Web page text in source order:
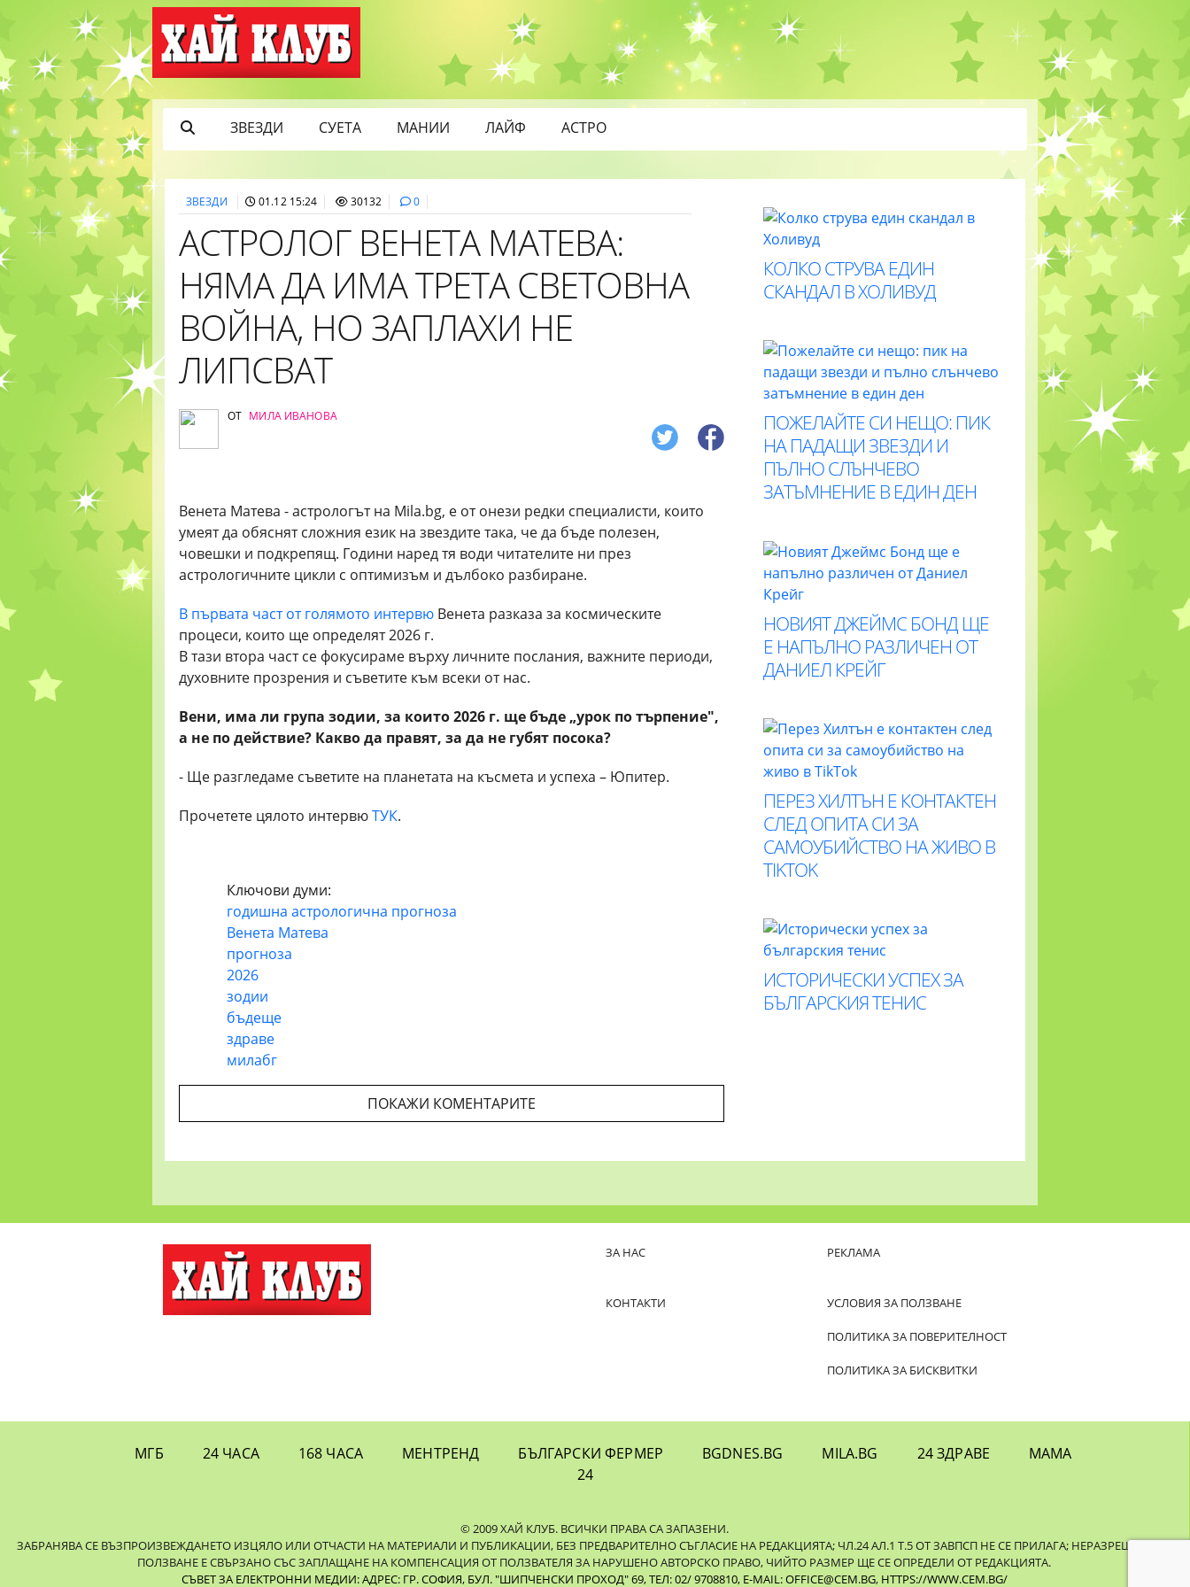
ЗВЕЗДИ СУЕТА МАНИИ ЛАЙФ АСТРО
ЗВЕЗДИ 01.12 15:24 30132 0
АСТРОЛОГ ВЕНЕТА МАТЕВА:
НЯМА ДА ИМА ТРЕТА СВЕТОВНА
ВОЙНА, НО ЗАПЛАХИ НЕ
ЛИПСВАТ
ОТ МИЛА ИВАНОВА
Венета Матева - астрологът на Mila.bg, е от онези редки специалисти, които
умеят да обяснят сложния език на звездите така, че да бъде полезен,
човешки и подкрепящ. Години наред тя води читателите ни през
астрологичните цикли с оптимизъм и дълбоко разбиране.
В първата част от голямото интервю Венета разказа за космическите
процеси, които ще определят 2026 г.
В тази втора част се фокусираме върху личните послания, важните периоди,
духовните прозрения и съветите към всеки от нас.
Вени, има ли група зодии, за които 2026 г. ще бъде „урок по търпение",
а не по действие? Какво да правят, за да не губят посока?
- Ще разгледаме съветите на планетата на късмета и успеха – Юпитер.
Прочетете цялото интервюТУК.
Ключови думи:
годишна астрологична прогноза
Венета Матева
прогноза
2026
зодии
бъдеще
здраве
милабг
ПОКАЖИ КОМЕНТАРИТЕ
КОЛКО СТРУВА ЕДИН
СКАНДАЛ В ХОЛИВУД
ПОЖЕЛАЙТЕ СИ НЕЩО: ПИК
НА ПАДАЩИ ЗВЕЗДИ И
ПЪЛНО СЛЪНЧЕВО
ЗАТЪМНЕНИЕ В ЕДИН ДЕН
НОВИЯТ ДЖЕЙМС БОНД ЩЕ
Е НАПЪЛНО РАЗЛИЧЕН ОТ
ДАНИЕЛ КРЕЙГ
ПЕРЕЗ ХИЛТЪН Е КОНТАКТЕН
СЛЕД ОПИТА СИ ЗА
САМОУБИЙСТВО НА ЖИВО В
TIKTOK
ИСТОРИЧЕСКИ УСПЕХ ЗА
БЪЛГАРСКИЯ ТЕНИС
ЗА НАС
КОНТАКТИ
РЕКЛАМА
УСЛОВИЯ ЗА ПОЛЗВАНЕ
ПОЛИТИКА ЗА ПОВЕРИТЕЛНОСТ
ПОЛИТИКА ЗА БИСКВИТКИ
МГБ 24 ЧАСА 168 ЧАСА МЕНТРЕНД БЪЛГАРСКИ ФЕРМЕР BGDNES.BG MILA.BG 24 ЗДРАВЕ
МАМА
24
© 2009 ХАЙ КЛУБ. ВСИЧКИ ПРАВА СА ЗАПАЗЕНИ.
ЗАБРАНЯВА СЕ ВЪЗПРОИЗВЕЖДАНЕТО ИЗЦЯЛО ИЛИ ОТЧАСТИ НА МАТЕРИАЛИ И ПУБЛИКАЦИИ, БЕЗ ПРЕДВАРИТЕЛНО СЪГЛАСИЕ НА РЕДАКЦИЯТА; ЧЛ.24 АЛ.1 Т.5 ОТ ЗАВПСП НЕ СЕ ПРИЛАГА; НЕРАЗРЕШЕНОТО
ПОЛЗВАНЕ Е СВЪРЗАНО СЪС ЗАПЛАЩАНЕ НА КОМПЕНСАЦИЯ ОТ ПОЛЗВАТЕЛЯ ЗА НАРУШЕНО АВТОРСКО ПРАВО, ЧИЙТО РАЗМЕР ЩЕ СЕ ОПРЕДЕЛИ ОТ РЕДАКЦИЯТА.
СЪВЕТ ЗА ЕЛЕКТРОННИ МЕДИИ: АДРЕС: ГР. СОФИЯ, БУЛ. "ШИПЧЕНСКИ ПРОХОД" 69, ТЕЛ: 02/ 9708810, E-MAIL:OFFICE@CEM.BG, HTTPS://WWW.CEM.BG/